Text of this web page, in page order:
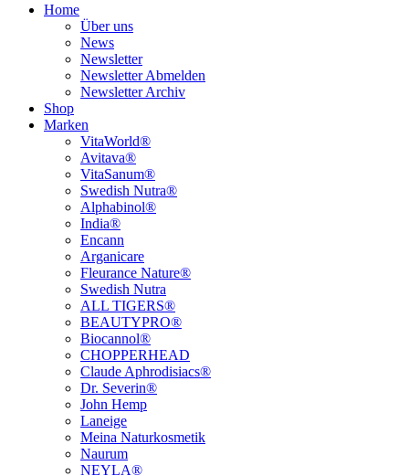
Home
Über uns
News
Newsletter
Newsletter Abmelden
Newsletter Archiv
Shop
Marken
VitaWorld®
Avitava®
VitaSanum®
Swedish Nutra®
Alphabinol®
India®
Encann
Arganicare
Fleurance Nature®
Swedish Nutra
ALL TIGERS®
BEAUTYPRO®
Biocannol®
CHOPPERHEAD
Claude Aphrodisiacs®
Dr. Severin®
John Hemp
Laneige
Meina Naturkosmetik
Naurum
NEYLA®